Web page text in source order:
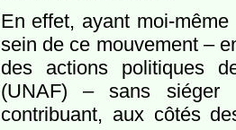
En effet, ayant moi-
sein de ce mouvement –
des actions politiques
(UNAF) – sans siéger
contribuant, aux côtés